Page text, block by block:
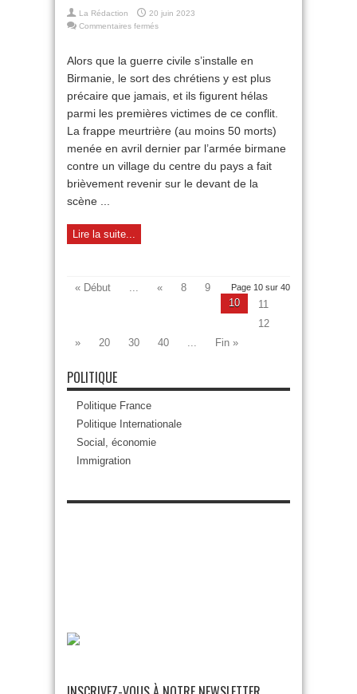
La Rédaction
20 juin 2023
Commentaires fermés
oubliés
de
Alors que la guerre civile s’installe en
Birmanie, le sort des chrétiens y est plus
précaire que jamais, et ils figurent hélas
parmi les premières victimes de ce conflit.
La frappe meurtrière (au moins 50 morts)
menée en avril dernier par l’armée birmane
contre un village du centre du pays a fait
brièvement revenir sur le devant de la
scène ...
Lire la suite...
Page 10 sur 40
« Début ... « 8
9
10
11
12
»
20 30 40 ... Fin »
POLITIQUE
Politique France
Politique Internationale
Social, économie
Immigration